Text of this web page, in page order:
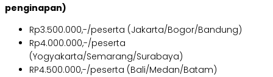
penginapan)
Rp3.500.000,-/peserta (Jakarta/Bogor/Bandung)
Rp4.000.000,-/peserta
(Yogyakarta/Semarang/Surabaya)
RP4.500.000,-/peserta (Bali/Medan/Batam)